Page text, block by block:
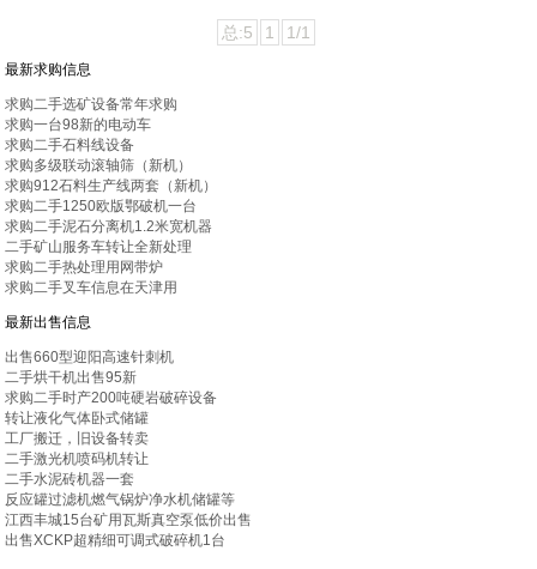
总:5 1 1/1
最新求购信息
求购二手选矿设备常年求购
求购一台98新的电动车
求购二手石料线设备
求购多级联动滚轴筛（新机）
求购912石料生产线两套（新机）
求购二手1250欧版鄂破机一台
求购二手泥石分离机1.2米宽机器
二手矿山服务车转让全新处理
求购二手热处理用网带炉
求购二手叉车信息在天津用
最新出售信息
出售660型迎阳高速针刺机
二手烘干机出售95新
求购二手时产200吨硬岩破碎设备
转让液化气体卧式储罐
工厂搬迁，旧设备转卖
二手激光机喷码机转让
二手水泥砖机器一套
反应罐过滤机燃气锅炉净水机储罐等
江西丰城15台矿用瓦斯真空泵低价出售
出售XCKP超精细可调式破碎机1台